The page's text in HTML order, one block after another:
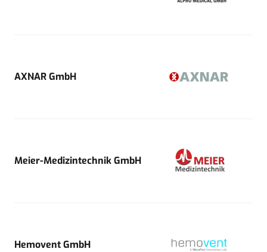
AXNAR GmbH
Meier-Medizintechnik GmbH
Hemovent GmbH